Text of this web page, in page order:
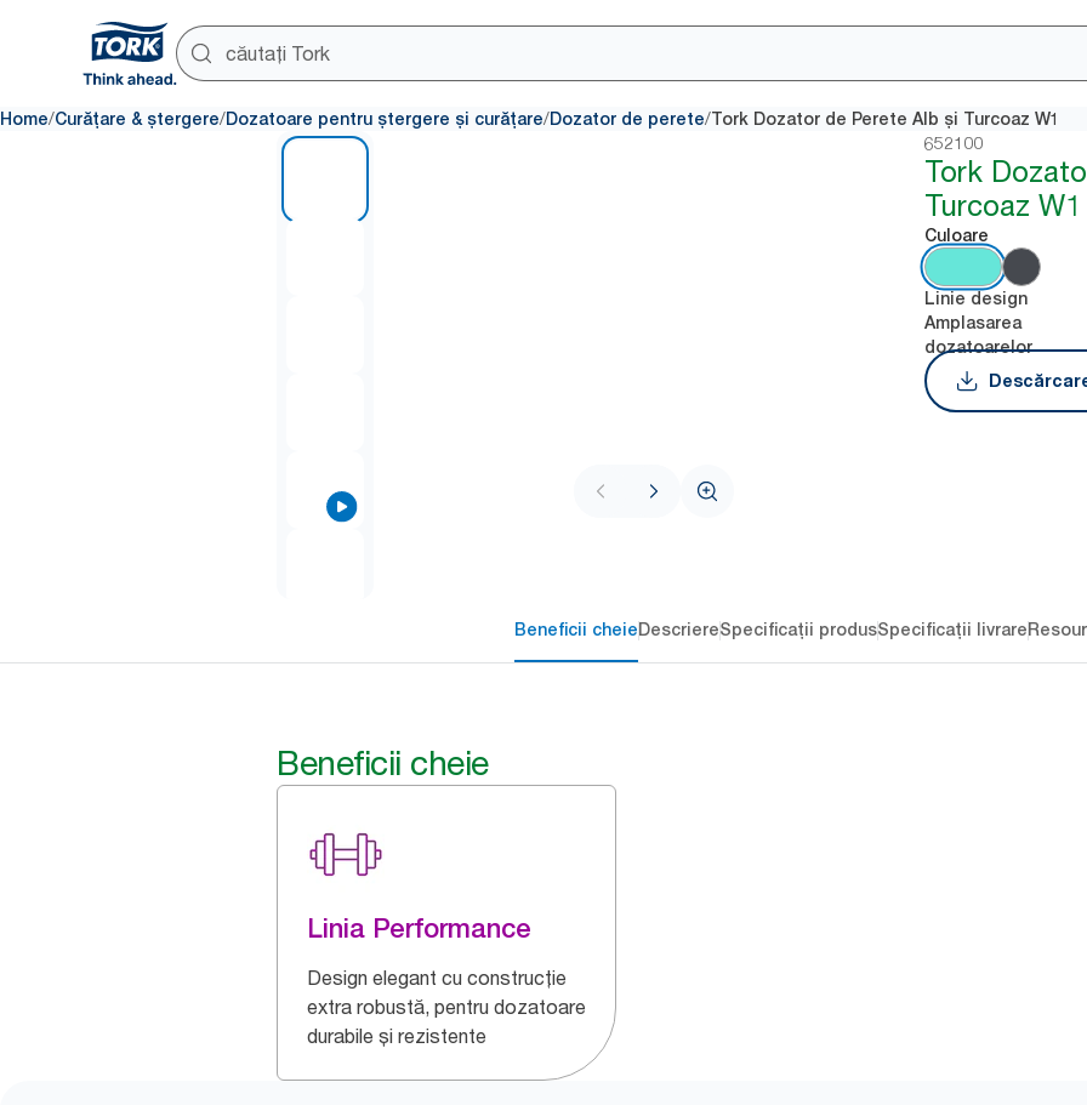
Home/Curățare & ștergere/Dozatoare pentru ștergere și curățare/Dozator de perete/Tork Dozator de Perete Alb și Turcoaz W1
652100
Tork
Turcoaz W1
Culoare
Linie design
Amplasarea
dozatoarelor
Beneficii cheieDescriereSpecificații produsSpecificații livrare
Beneficii cheie
Linia Performance
Design elegant cu construcție
extra robustă, pentru dozatoare
durabile și rezistente